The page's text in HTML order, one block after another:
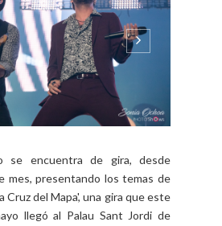
se encuentra de gira, desde
mes, presentando los temas de
Cruz del Mapa', una gira que este
llegó al Palau Sant Jordi de